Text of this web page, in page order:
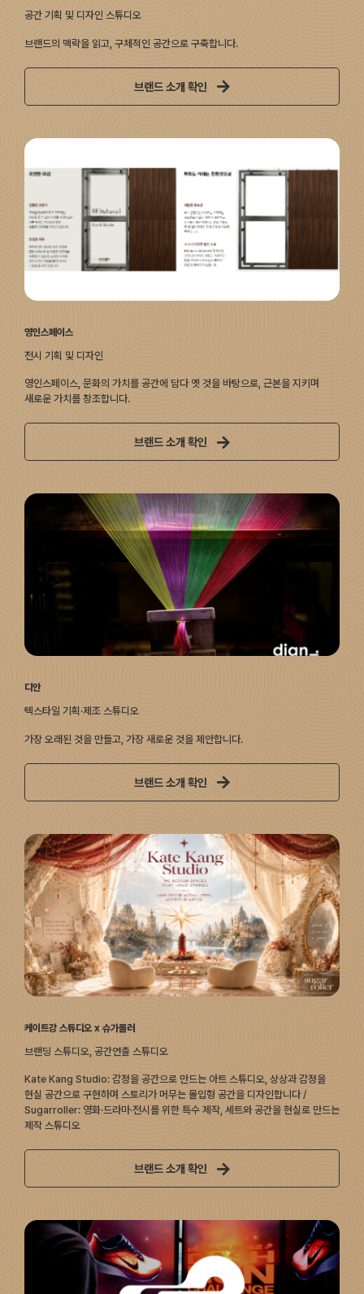
공간 기획 및 디자인 스튜디오
브랜드의 맥락을 읽고, 구체적인 공간으로 구축합니다.
브랜드 소개 확인
영인스페이스
전시 기획 및 디자인
영인스페이스, 문화의 가치를 공간에 담다 옛 것을 바탕으로, 근본을 지키며
새로운 가치를 창조합니다.
브랜드 소개 확인
디안
텍스타일 기획·제조 스튜디오
가장 오래된 것을 만들고, 가장 새로운 것을 제안합니다.
브랜드 소개 확인
케이트강 스튜디오 x 슈가롤러
브랜딩 스튜디오, 공간연출 스튜디오
Kate Kang Studio: 감정을 공간으로 만드는 아트 스튜디오, 상상과 감정을
현실 공간으로 구현하며 스토리가 머무는 몰입형 공간을 디자인합니다 /
Sugarroller: 영화·드라마·전시를 위한 특수 제작, 세트와 공간을 현실로 만드는
제작 스튜디오
브랜드 소개 확인